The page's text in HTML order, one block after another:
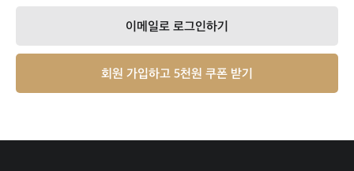
이메일로 로그인하기
회원 가입하고 5천원 쿠폰 받기